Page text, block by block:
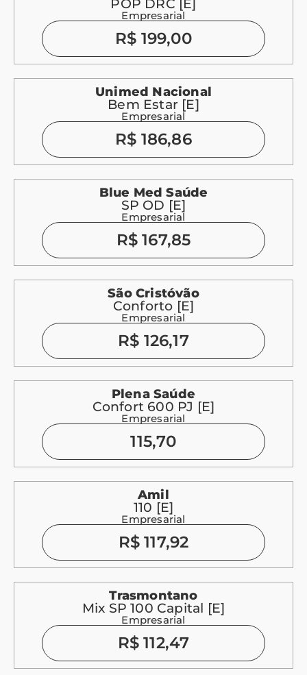
POP DRC [E]
Empresarial
R$ 199,00
Unimed Nacional
Bem Estar [E]
Empresarial
R$ 186,86
Blue Med Saúde
SP OD [E]
Empresarial
R$ 167,85
São Cristóvão
Conforto [E]
Empresarial
R$ 126,17
Plena Saúde
Confort 600 PJ [E]
Empresarial
115,70
Amil
110 [E]
Empresarial
R$ 117,92
Trasmontano
Mix SP 100 Capital [E]
Empresarial
R$ 112,47